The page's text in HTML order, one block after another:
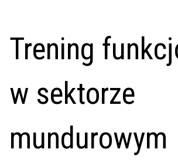
Trening
w sektorze
mundurowym